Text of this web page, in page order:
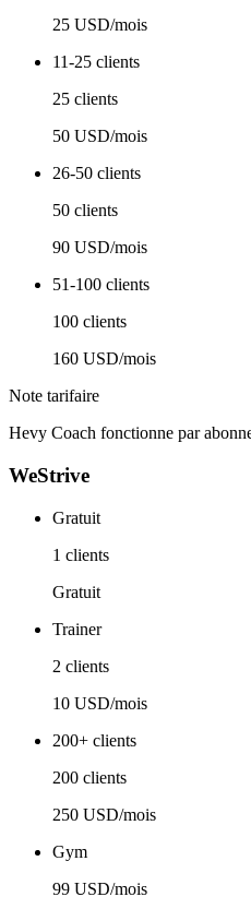
25 USD/mois
11-25 clients
25 clients
50 USD/mois
26-50 clients
50 clients
90 USD/mois
51-100 clients
100 clients
160 USD/mois
Note tarifaire
Hevy Coach fonctionne par
WeStrive
Gratuit
1 clients
Gratuit
Trainer
2 clients
10 USD/mois
200+ clients
200 clients
250 USD/mois
Gym
99 USD/mois